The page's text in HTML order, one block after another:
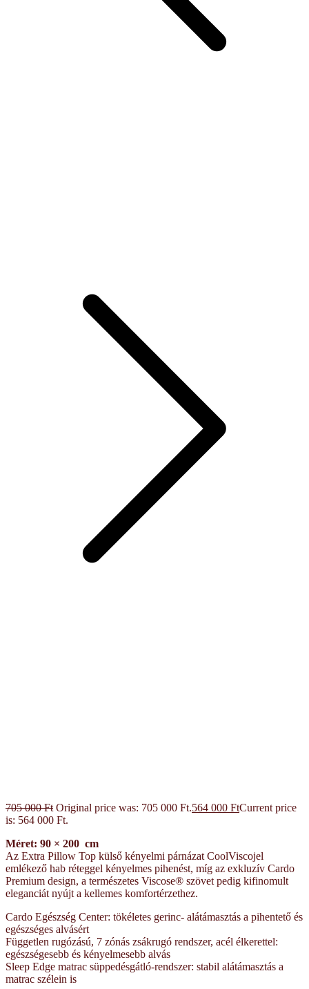
705 000Ft Original price was: 705 000 Ft.564 000 FtCurrent price
is: 564 000 Ft.
Méret: 90 × 200 cm
Az Extra Pillow Top külső kényelmi párnázat CoolViscojel
emlékező hab réteggel kényelmes pihenést, míg az exkluzív Cardo
Premium design, a természetes Viscose® szövet pedig kifinomult
eleganciát nyújt a kellemes komfortérzethez.
Cardo Egészség Center: tökéletes gerinc- alátámasztás a pihentető és
egészséges alvásért
Független rugózású, 7 zónás zsákrugó rendszer, acél élkerettel:
egészségesebb és kényelmesebb alvás
Sleep Edge matrac süppedésgátló-rendszer: stabil alátámasztás a
matrac szélein is